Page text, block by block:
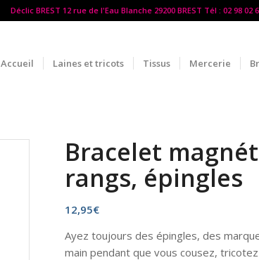
Déclic BREST 12 rue de l'Eau Blanche 29200 BREST Tél : 02 98
Accueil Laines et tricots Tissus Mercerie
Bracelet
rangs, épingles
12,95€
Ayez toujours des épingles, des
main pendant que vous cousez,